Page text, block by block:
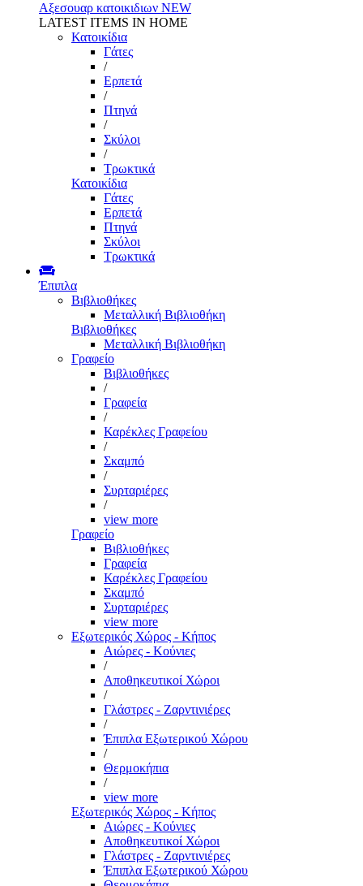
Αξεσουαρ κατοικιδιων NEW
LATEST ITEMS IN HOME
Κατοικίδια
Γάτες
/
Ερπετά
/
Πτηνά
/
Σκύλοι
/
Τρωκτικά
Κατοικίδια
Γάτες
Ερπετά
Πτηνά
Σκύλοι
Τρωκτικά
Έπιπλα
Βιβλιοθήκες
Μεταλλική Βιβλιοθήκη
Βιβλιοθήκες
Μεταλλική Βιβλιοθήκη
Γραφείο
Βιβλιοθήκες
/
Γραφεία
/
Καρέκλες Γραφείου
/
Σκαμπό
/
Συρταριέρες
/
view more
Γραφείο
Βιβλιοθήκες
Γραφεία
Καρέκλες Γραφείου
Σκαμπό
Συρταριέρες
view more
Εξωτερικός Χώρος - Κήπος
Αιώρες - Κούνιες
/
Αποθηκευτικοί Χώροι
/
Γλάστρες - Ζαρντινιέρες
/
Έπιπλα Εξωτερικού Χώρου
/
Θερμοκήπια
/
view more
Εξωτερικός Χώρος - Κήπος
Αιώρες - Κούνιες
Αποθηκευτικοί Χώροι
Γλάστρες - Ζαρντινιέρες
Έπιπλα Εξωτερικού Χώρου